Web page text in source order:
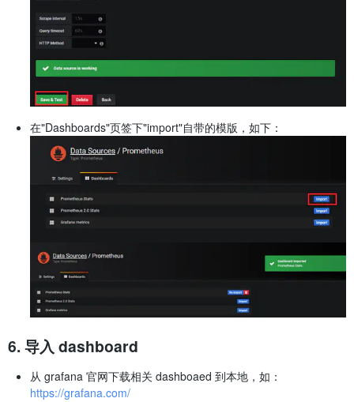
在"Dashboards"页签下"import"自带的模版，如下：
6. 导入 dashboard
从 grafana 官网下载相关 dashboaed 到本地，如：
https://grafana.com/